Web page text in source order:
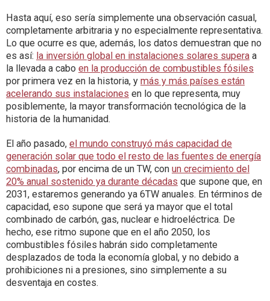
Hasta aquí, eso sería simplemente una observación casual,
completamente arbitraria y no especialmente representativa.
Lo que ocurre es que, además, los datos demuestran que no
es así: la inversión global en instalaciones solares supera a
la llevada a cabo en la producción de combustibles fósiles
por primera vez en la historia, y más y más países están
acelerando sus instalaciones en lo que representa, muy
posiblemente, la mayor transformación tecnológica de la
historia de la humanidad.
El año pasado, el mundo construyó más capacidad de
generación solar que todo el resto de las fuentes de energía
combinadas, por encima de un TW, con un crecimiento del
20% anual sostenido ya durante décadas que supone que, en
2031, estaremos generando ya 6TW anuales. En términos de
capacidad, eso supone que será ya mayor que el total
combinado de carbón, gas, nuclear e hidroeléctrica. De
hecho, ese ritmo supone que en el año 2050, los
combustibles fósiles habrán sido completamente
desplazados de toda la economía global, y no debido a
prohibiciones ni a presiones, sino simplemente a su
desventaja en costes.